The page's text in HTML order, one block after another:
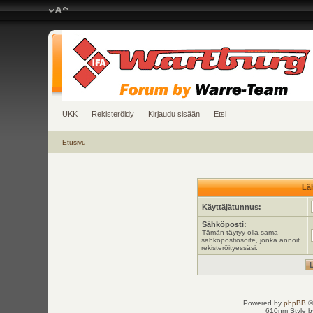
UKK Rekisteröidy Kirjaudu sisään Etsi
Etusivu
Käyttäjätunnus:
Sähköposti:
Tämän täytyy olla sama
sähköpostiosoite, jonka annoit
rekisteröityessäsi.
Powered by phpBB
610nm Style